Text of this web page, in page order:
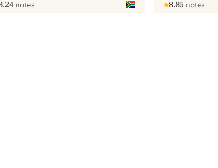
4 notes
8.85 notes